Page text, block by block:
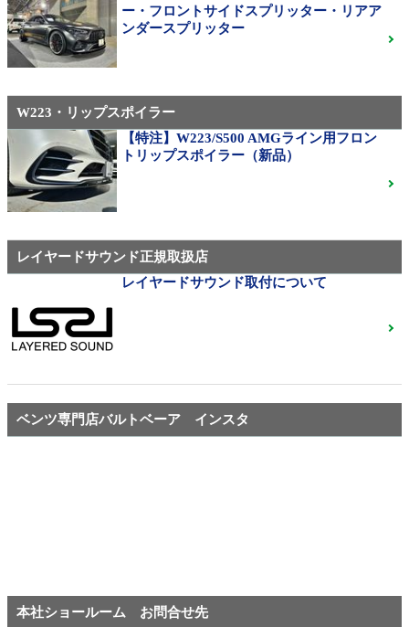
310M Exe Monoblock Exlete鍛造23インチ W463A G63
用サイズ（379）
メルセデス・ベンツ
◆メルセデスマイバッハ純正20インチホイール
◆X222◆美品中古ご成約済
ベンツ中古ホイル・タイヤ
ー・フロントサイドスプリッター・リアア
ンダースプリッター
W223・リップスポイラー
【特注】W223/S500 AMGライン用フロン
トリップスポイラー（新品）
レイヤードサウンド正規取扱店
レイヤードサウンド取付について
ベンツ専門店バルトベーア インスタ
本社ショールーム お問合せ先